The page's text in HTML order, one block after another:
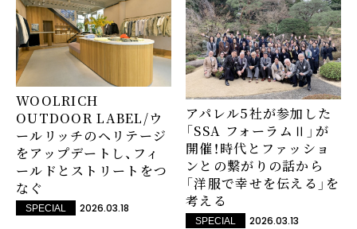
WOOLRICH
OUTDOOR LABEL/ウ
ールリッチのヘリテージ
をアップデートし、フィ
ールドとストリートをつ
なぐ
SPECIAL 2026.03.18
アパレル5社が参加した
「SSA フォーラムⅡ」が
開催！時代とファッショ
ンとの繋がりの話から
「洋服で幸せを伝える」を
考える
SPECIAL 2026.03.13